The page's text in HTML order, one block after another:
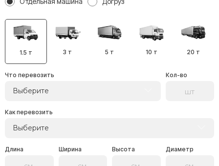
1.5 т 3 т 5 т 10 т 20 т
Что перевозить
Выберите
Кол-во
Как перевозить
Выберите
Длина Ширина Высота Диаметр